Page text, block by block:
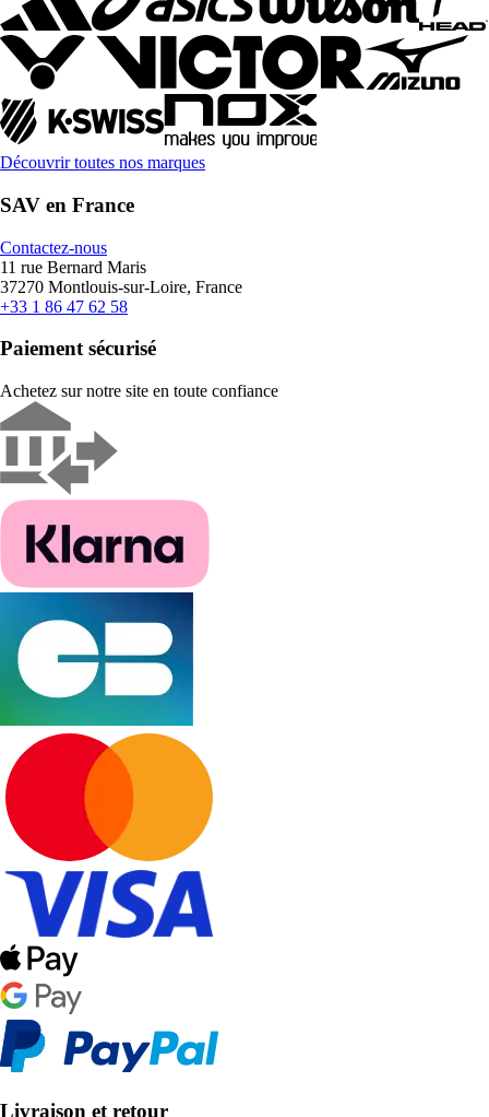
Découvrir toutes nos marques
SAV en France
Contactez-nous
11 rue Bernard Maris
37270 Montlouis-sur-Loire, France
+33 1 86 47 62 58
Paiement sécurisé
Achetez sur notre site en toute confiance
Livraison et retour